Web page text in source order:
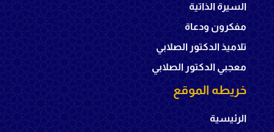
السيرة الذاتية
مفكرون ودعاة
تلاميذ الدكتور الصلابي
معجبي الدكتور الصلابي
خريطه الموقع
الرئيسية